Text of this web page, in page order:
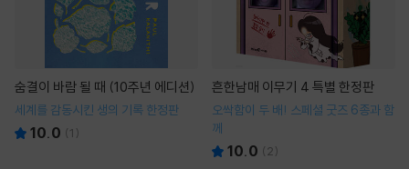
숨결이 바람 될 때 (10주년 에디션)
세계를 감동시킨 생의 기록 한정판
10.0 (1 )
흔한남매 이무기 4 특별 한정판
오싹함이 두 배! 스페셜 굿즈 6종과 함
께
10.0 ( 2)